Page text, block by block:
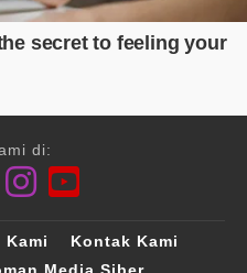
di:
Kami
Kontak Kami